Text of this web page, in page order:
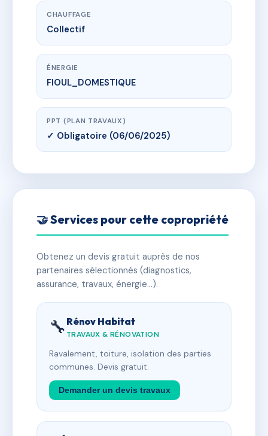
CHAUFFAGE
Collectif
ÉNERGIE
FIOUL_DOMESTIQUE
PPT (PLAN TRAVAUX)
✓ Obligatoire (06/06/2025)
🤝 Services pour cette copropriété
Obtenez un devis gratuit auprès de nos
partenaires sélectionnés (diagnostics,
assurance, travaux, énergie…).
🔧 Rénov Habitat
TRAVAUX & RÉNOVATION
Ravalement, toiture, isolation des parties
communes. Devis gratuit.
Demander un devis travaux